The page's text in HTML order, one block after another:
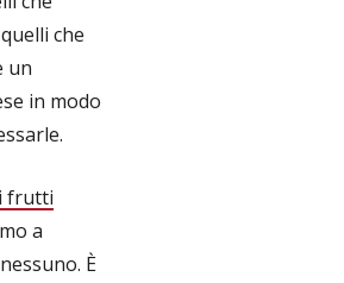
che
un
in modo
frutti
a
È